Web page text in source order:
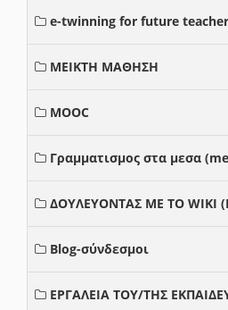
e-twinning for future
ΜΕΙΚΤΗ ΜΑΘΗΣΗ
MOOC
Γραμματισμος στα μεσα
ΔΟΥΛΕΥΟΝΤΑΣ ΜΕ ΤΟ WIKI
Blog-σύνδεσμοι
ΕΡΓΑΛΕΙΑ ΤΟΥ/ΤΗΣ